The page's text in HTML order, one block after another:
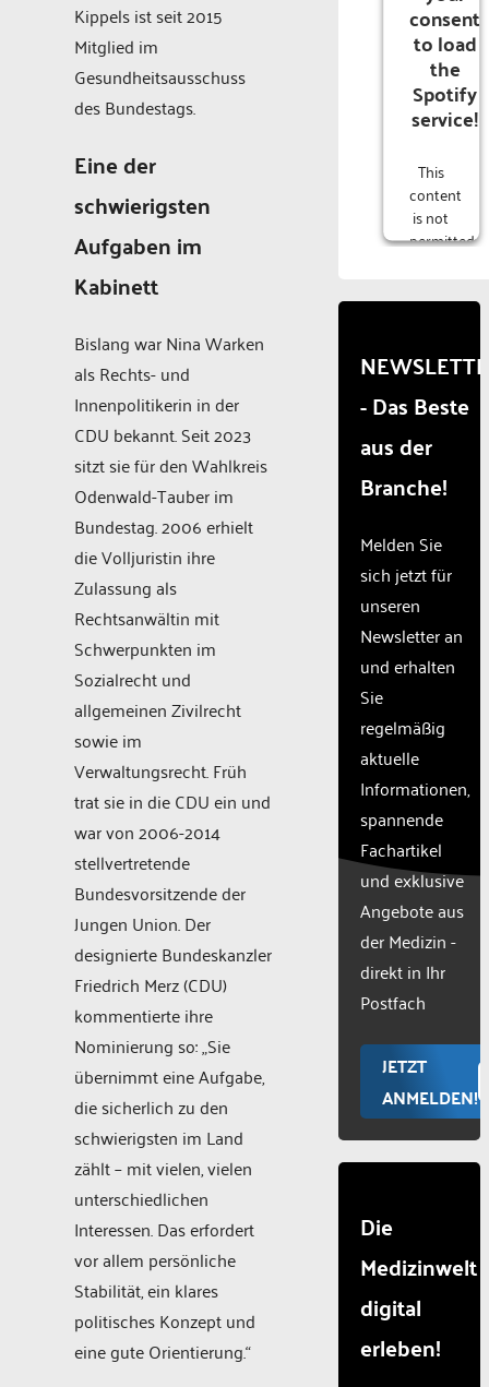
Kippels ist seit 2015
Mitglied im
Gesundheitsausschuss
des Bundestags.
Eine der
schwierigsten
Aufgaben im
Kabinett
Bislang war Nina Warken
als Rechts- und
Innenpolitikerin in der
CDU bekannt. Seit 2023
sitzt sie für den Wahlkreis
Odenwald-Tauber im
Bundestag. 2006 erhielt
die Volljuristin ihre
Zulassung als
Rechtsanwältin mit
Schwerpunkten im
Sozialrecht und
allgemeinen Zivilrecht
sowie im
Verwaltungsrecht. Früh
trat sie in die CDU ein und
war von 2006-2014
stellvertretende
Bundesvorsitzende der
Jungen Union. Der
designierte Bundeskanzler
Friedrich Merz (CDU)
kommentierte ihre
Nominierung so: „Sie
übernimmt eine Aufgabe,
die sicherlich zu den
schwierigsten im Land
zählt – mit vielen, vielen
unterschiedlichen
Interessen. Das erfordert
vor allem persönliche
Stabilität, ein klares
politisches Konzept und
eine gute Orientierung.“
consent
to load
the
Spotify
service!
This
content
is not
permitted
due to
that
are
not
disclosed
to the
The
owner
needs
to
setup
the
site
with
CMP
to add
content
to the
list of
used.
Powered
Consent
- Das Beste
aus der
Branche!
Melden Sie
sich jetzt für
unseren
Newsletter an
und erhalten
Sie
regelmäßig
aktuelle
Informationen,
spannende
Fachartikel
und exklusive
Angebote aus
der Medizin -
direkt in Ihr
Postfach
JETZT
ANMELDEN!
Die
Medizinwelt
digital
erleben!